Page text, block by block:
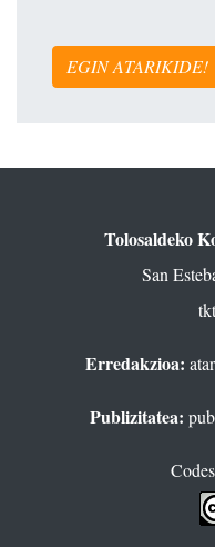
EGIN ATARIKIDE!
Tolosaldeko
San
Erredakzioa:
Publizitatea: